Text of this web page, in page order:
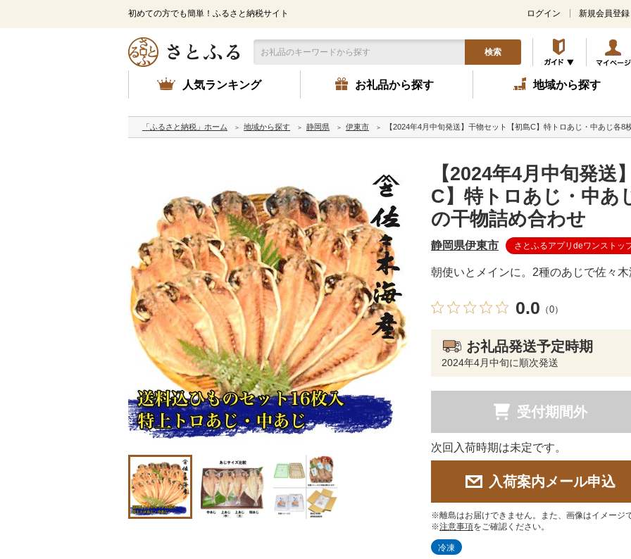
初めての方でも簡単！ふるさと納税サイト ログイン 新規会員登録
検索
人気ランキング お礼品から探す 地域から探す
「ふるさと納税」ホーム 地域から探す 静岡県 伊東市 【2024年4月中旬発送】干物セット【初島C】特トロあじ・中あじ各
【2024年4月中旬発送
C】特トロあじ・中
の干物詰め合わせ
静岡県伊東市 さとふるアプリdeワンストッ
朝使いとメインに。2種のあじで佐々
0.0 （0）
お礼品発送予定時期
2024年4月中旬に順次発送
受付期間外
次回入荷時期は未定です。
入荷案内メール申込
※離島はお届けできません。また、画像はイメージで
※注意事項をご確認ください。
冷凍